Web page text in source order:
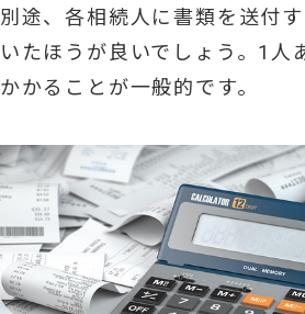
別途、各相続人に書類を送付
いたほうが良いでしょう。1
かかることが一般的です。